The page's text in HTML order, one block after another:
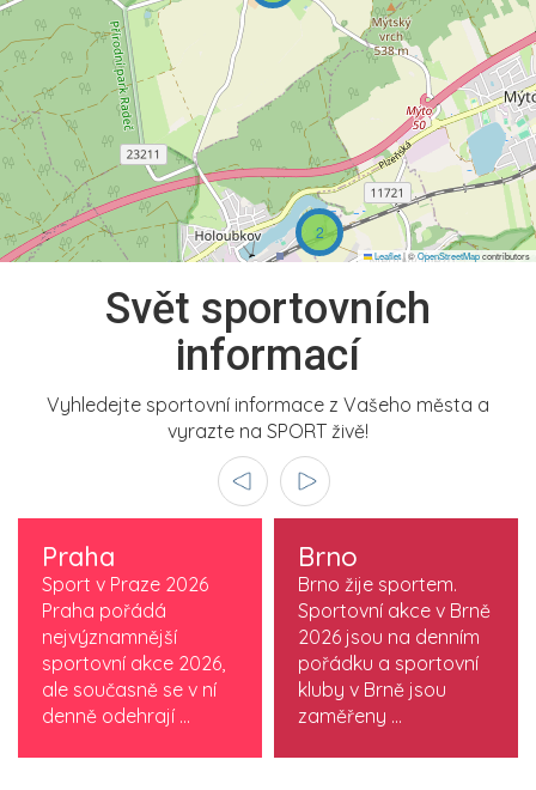
2
Leaflet|©OpenStreetMapcontributors
Svět sportovních
informací
Vyhledejte sportovní informace z Vašeho města a
vyrazte na SPORT živě!
Praha
Sport v Praze 2026
Praha pořádá
nejvýznamnější
sportovní akce 2026,
ale současně se v ní
denně odehrají ...
Brno
Brno žije sportem.
Sportovní akce v Brně
2026 jsou na denním
pořádku a sportovní
kluby v Brně jsou
zaměřeny ...